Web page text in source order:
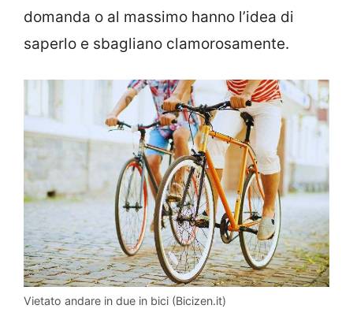
domanda o al massimo hanno l’idea di
saperlo e sbagliano clamorosamente.
Vietato andare in due in bici (Bicizen.it)